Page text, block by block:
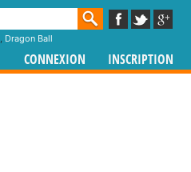
, Dragon Ball
CONNEXION INSCRIPTION